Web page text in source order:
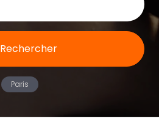
Rechercher
Paris